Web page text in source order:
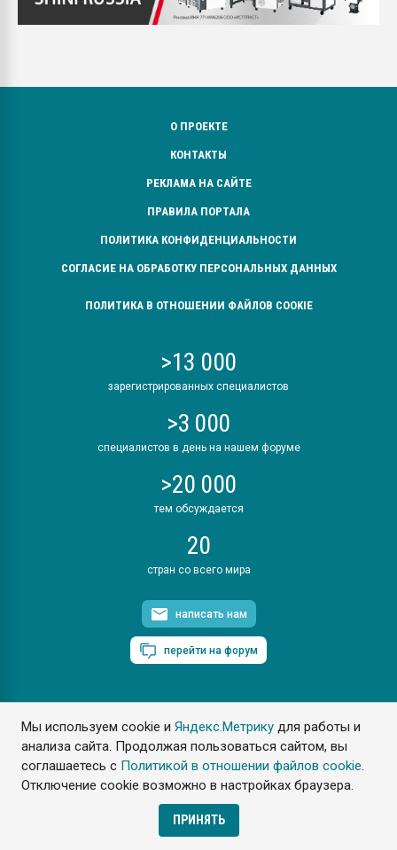
Мы используем cookie иЯндекс.Метрику для работы и
анализа сайта. Продолжая пользоваться сайтом, вы
соглашаетесь с Политикой в отношении файлов cookie.
Отключение cookie возможно в настройках браузера.
ПРИНЯТЬ
О ПРОЕКТЕ
КОНТАКТЫ
РЕКЛАМА НА САЙТЕ
ПРАВИЛА ПОРТАЛА
ПОЛИТИКА КОНФИДЕНЦИАЛЬНОСТИ
СОГЛАСИЕ НА ОБРАБОТКУ ПЕРСОНАЛЬНЫХ ДАННЫХ
ПОЛИТИКА В ОТНОШЕНИИ ФАЙЛОВ COOKIE
>13 000
зарегистрированных специалистов
>3 000
специалистов в день на нашем форуме
>20 000
тем обсуждается
20
стран со всего мира
написать нам
перейти на форум
ПластЭксперт © 2006. Все права защищены
Разрешается копирование материалов сайта с обязательной
ссылкой на www.e-plastic.ru
Разработка сайта